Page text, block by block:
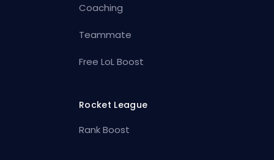
Coaching
Teammate
Free LoL Boost
Rocket League
Rank Boost